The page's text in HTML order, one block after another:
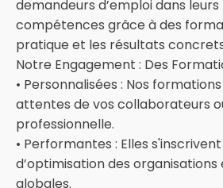
demandeurs d’emploi dans
compétences grâce à des
pratique et les résultats
Notre Engagement : Des
• Personnalisées : Nos
attentes de vos collaborateurs
professionnelle.
• Performantes : Elles
d’optimisation des
globales.